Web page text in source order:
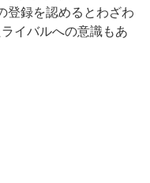
登録を認めるとわざわ
イバルへの意識もあ